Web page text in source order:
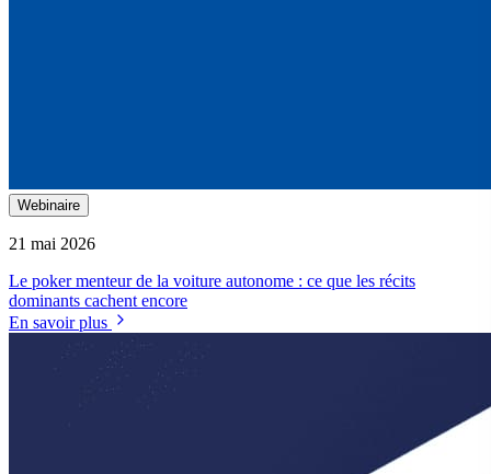
Webinaire
21 mai 2026
Le poker menteur de la voiture autonome : ce que les récits
dominants cachent encore
En savoir plus